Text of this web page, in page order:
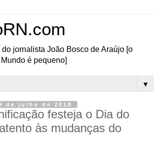
jornalista João Bosco de Araújo [o
é pequeno]
▼
de julho de 2018
festeja o Dia do
às mudanças do